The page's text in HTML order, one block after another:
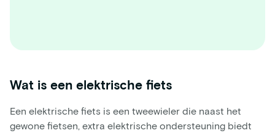
Wat is een elektrische fiets
Een elektrische fiets is een tweewieler die naast het
gewone fietsen, extra elektrische ondersteuning biedt